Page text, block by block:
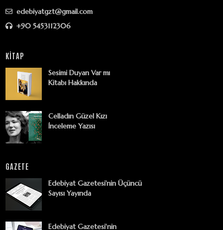
edebiyatgzt@gmail.com
+90 5453112306
KİTAP
Sesimi Duyan Var mı
Kitabı Hakkında
Celladın Güzel Kızı
İnceleme Yazısı
GAZETE
Edebiyat Gazetesi’nin Üçüncü
Sayısı Yayında
Edebiyat Gazetesi'nin